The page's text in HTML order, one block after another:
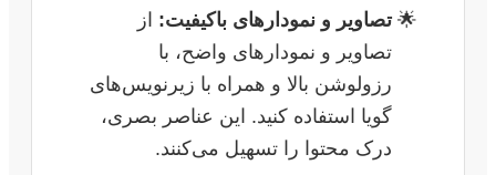
تصاویر و نمودارهای باکیفیت: از
تصاویر و نمودارهای واضح، با
رزولوشن بالا و همراه با زیرنویس‌های
گویا استفاده کنید. این عناصر بصری،
درک محتوا را تسهیل می‌کنند.